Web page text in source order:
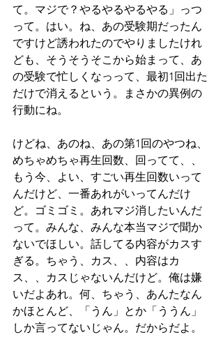
て。マジで？やるやるやるやる」っつ
って。はい。ね、あの受験期だったん
ですけど誘われたのでやりましたけれ
ども、そうそうそこから始まって、あ
の受験で忙しくなっって、最初1回出た
だけで消えるという。まさかの異例の
行動にね。
けどね、あのね、あの第1回のやつね、
めちゃめちゃ再生回数、回ってて、、
もう今、よい、すごい再生回数いって
んだけど、一番あれがいってんだけ
ど。ゴミゴミ。あれマジ消したいんだ
って。みんな、みんな本当マジで聞か
ないでほしい。話してる内容がカスす
ぎる。ちゃう、カス、、内容はカ
ス、、カスじゃないんだけど。俺は嫌
いだよあれ。何、ちゃう、あんたなん
かほとんど、「うん」とか「ううん」
しか言ってないじゃん。だからだよ。